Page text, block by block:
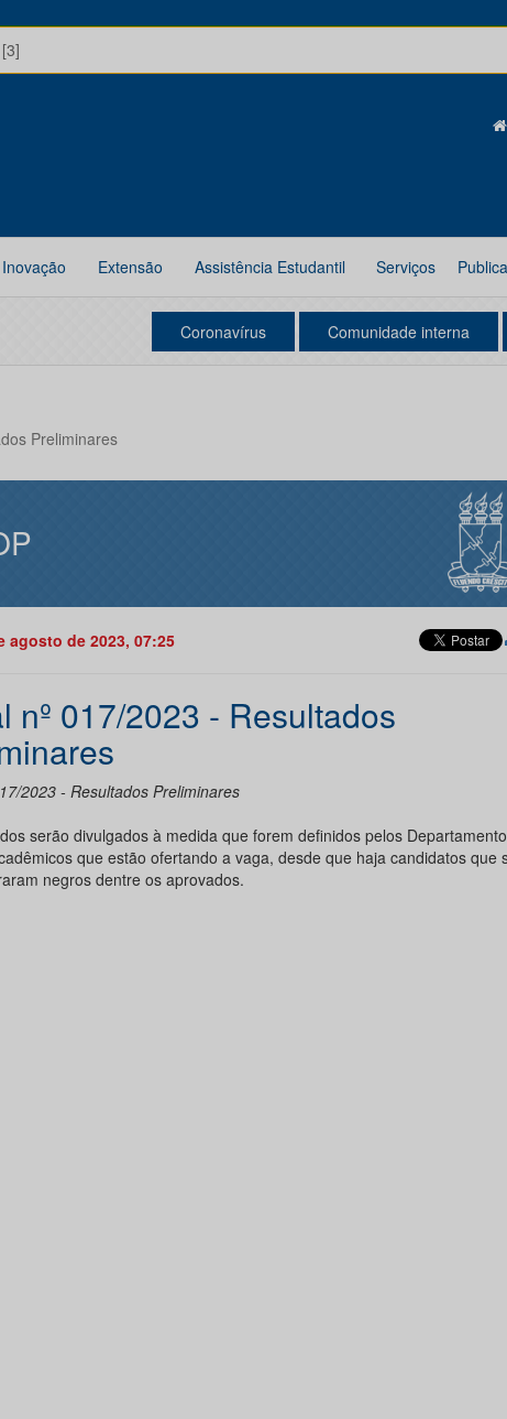
Extensão Assistência Estudantil Serviços
Coronavírus Comunidade interna
Preliminares
agosto de 2023, 07:25
nº 017/2023 - Resultados
2023 - Resultados Preliminares
serão divulgados à medida que forem definidos pelos
que estão ofertando a vaga, desde que haja candidatos que
negros dentre os aprovados.